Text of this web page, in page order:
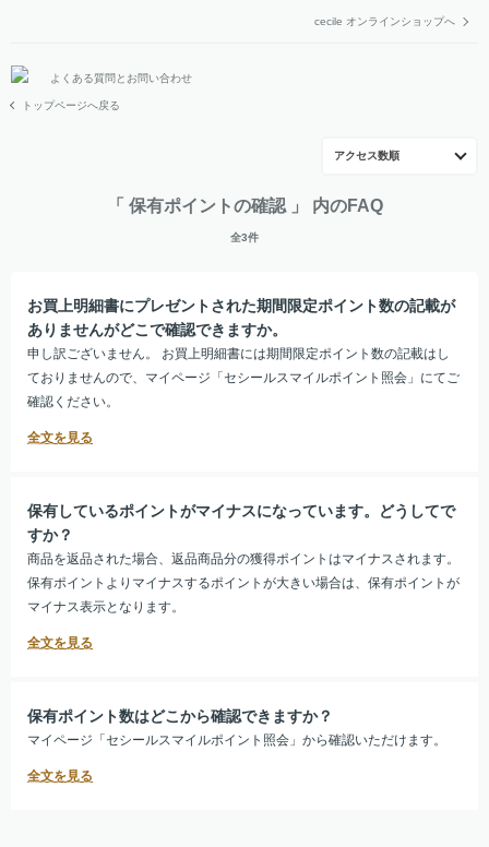
cecile オンラインショップへ
よくある質問とお問い合わせ
トップページへ戻る
アクセス数順
「 保有ポイントの確認 」 内のFAQ
全3件
お買上明細書にプレゼントされた期間限定ポイント数の記載が
ありませんがどこで確認できますか。
申し訳ございません。 お買上明細書には期間限定ポイント数の記載はし
ておりませんので、マイページ「セシールスマイルポイント照会」にてご
確認ください。
保有しているポイントがマイナスになっています。どうしてで
すか？
商品を返品された場合、返品商品分の獲得ポイントはマイナスされます。
保有ポイントよりマイナスするポイントが大きい場合は、保有ポイントが
マイナス表示となります。
保有ポイント数はどこから確認できますか？
マイページ「セシールスマイルポイント照会」から確認いただけます。